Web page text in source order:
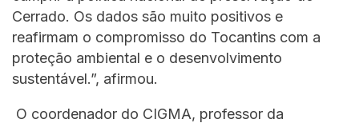
Cerrado. Os dados são muito positivos e
reafirmam o compromisso do Tocantins com a
proteção ambiental e o desenvolvimento
sustentável.”, afirmou.
O coordenador do CIGMA, professor da